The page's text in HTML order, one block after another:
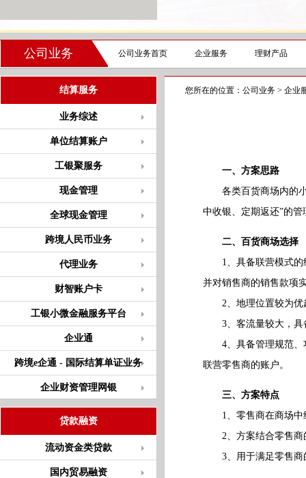
公司业务 公司业务首页 企业服务 理财产品
结算服务
业务综述
单位结算账户
工银聚服务
现金管理
全球现金管理
跨境人民币业务
代理业务
财智账户卡
工银小微金融服务平台
企业通
跨境e企通 - 国际结算单证业务
企业财资管理网银
贷款融资
流动资金类贷款
国内贸易融资
您所在的位置： 公司业务 > 企业
一、方案思路
各类百货商场内的小
中收银、定期返还”的
二、百货商场选择
1、具备联营模式的经
并对销售商的销售款项
2、地理位置较为优
3、客流量较大，具备
4、具备管理规范、功
联营零售商的账户。
三、方案特点
1、零售商在商场中
2、方案结合零售商
3、用于满足零售商